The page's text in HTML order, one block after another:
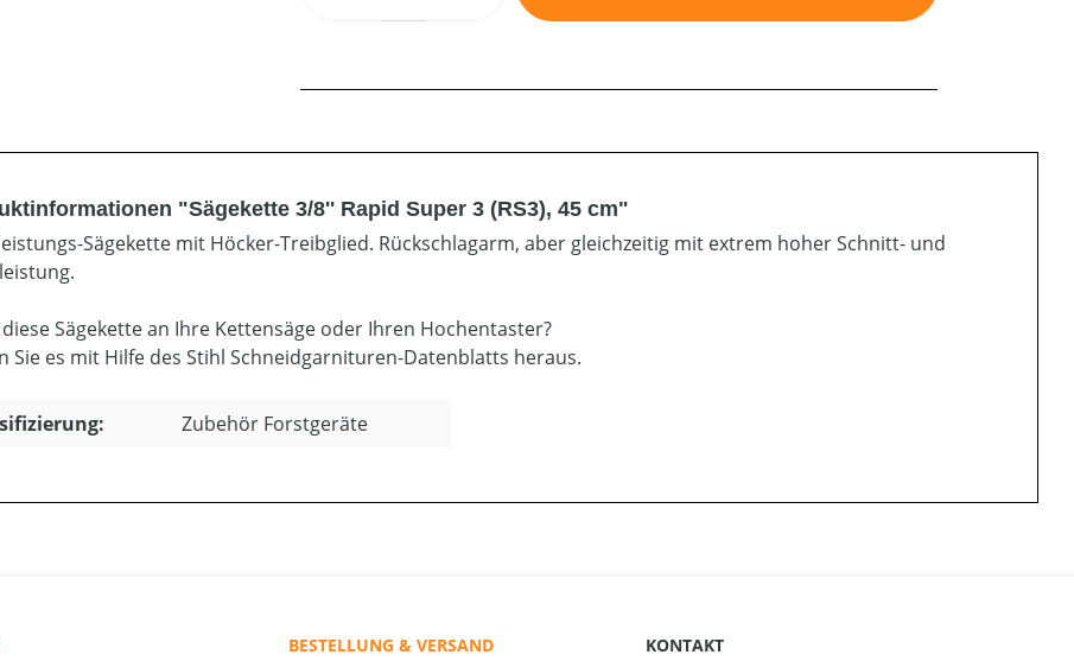
"Sägekette 3/8'' Rapid Super 3 (RS3), 45 cm"
Sägekette mit Höcker-Treibglied. Rückschlagarm, aber gleichzeitig mit extrem hoher Schnitt- und
Sägekette an Ihre Kettensäge oder Ihren Hochentaster?
Sie es mit Hilfe des Stihl Schneidgarnituren-Datenblatts heraus.
Zubehör Forstgeräte
BESTELLUNG & VERSAND
KONTAKT